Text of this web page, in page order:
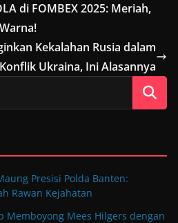
di FOMBEX 2025: Meriah,
Kekalahan Rusia dalam
Konflik Ukraina, Ini Alasannya
Presisi Polda Banten:
Rawan Kejahatan
Memboyong Mees Hilgers dengan